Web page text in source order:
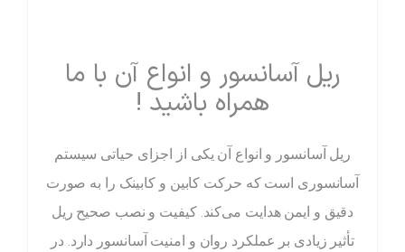
ریل آسانسور و انواع آن با ما
همراه باشید !
ریل آسانسور و انواع آن یکی از اجزای حیاتی سیستم
آسانسوری است که حرکت کابین و کابینک را به صورت
دقیق و ایمن هدایت می‌کند. کیفیت و نصب صحیح ریل
تأثیر زیادی بر عملکرد روان و امنیت آسانسور دارد. در